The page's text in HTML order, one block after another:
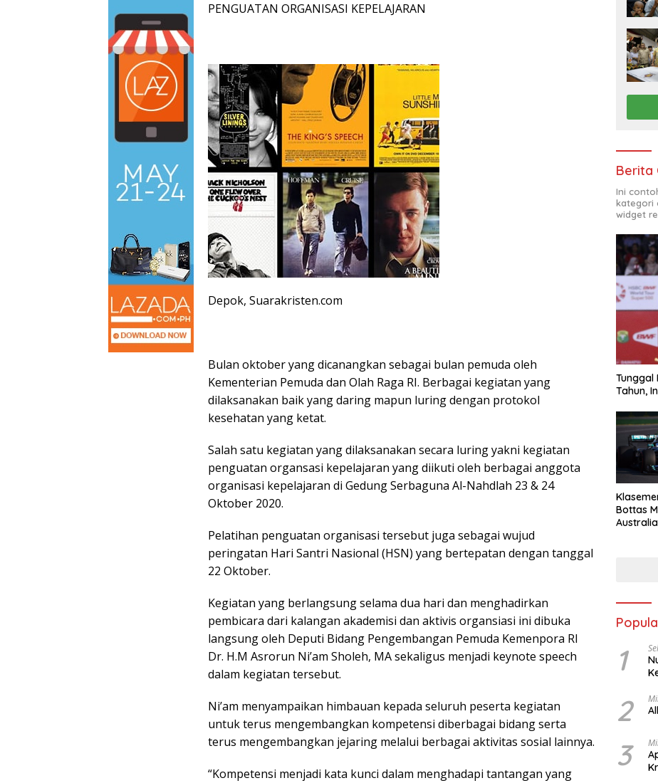
PENGUATAN ORGANISASI KEPELAJARAN
Depok, Suarakristen.com
Bulan oktober yang dicanangkan sebagai bulan pemuda oleh
Kementerian Pemuda dan Olah Raga RI. Berbagai kegiatan yang
dilaksanakan baik yang daring mapun luring dengan protokol
kesehatan yang ketat.
Salah satu kegiatan yang dilaksanakan secara luring yakni kegiatan
penguatan organsasi kepelajaran yang diikuti oleh berbagai anggota
organisasi kepelajaran di Gedung Serbaguna Al-Nahdlah 23 & 24
Oktober 2020.
Pelatihan penguatan organisasi tersebut juga sebagai wujud
peringatan Hari Santri Nasional (HSN) yang bertepatan dengan tanggal
22 Oktober.
Kegiatan yang berlangsung selama dua hari dan menghadirkan
pembicara dari kalangan akademisi dan aktivis organsiasi ini dibuka
langsung oleh Deputi Bidang Pengembangan Pemuda Kemenpora RI
Dr. H.M Asrorun Ni’am Sholeh, MA sekaligus menjadi keynote speech
dalam kegiatan tersebut.
Ni’am menyampaikan himbauan kepada seluruh peserta kegiatan
untuk terus mengembangkan kompetensi diberbagai bidang serta
terus mengembangkan jejaring melalui berbagai aktivitas sosial lainnya.
“Kompetensi menjadi kata kunci dalam menghadapi tantangan yang
Berita
Ini
kategori
widget
Tunggal
Tahun,
Bottas
Australia
1
2
3